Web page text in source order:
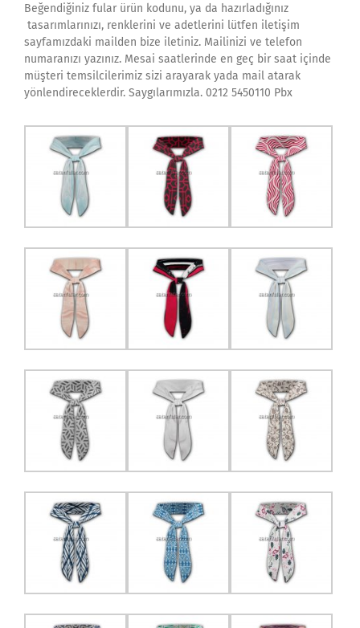
Beğendiğiniz fular ürün kodunu, ya da hazırladığınız
tasarımlarınızı, renklerini ve adetlerini lütfen iletişim
sayfamızdaki mailden bize iletiniz. Mailinizi ve telefon
numaranızı yazınız. Mesai saatlerinde en geç bir saat içinde
müşteri temsilcilerimiz sizi arayarak yada mail atarak
yönlendireceklerdir. Saygılarımızla. 0212 5450110 Pbx